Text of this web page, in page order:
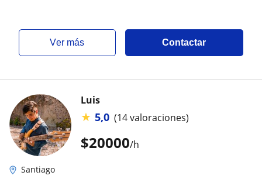
ver más Contactar
$20000/h
Luis
★ 5,0 (14 valoraciones)
Santiago